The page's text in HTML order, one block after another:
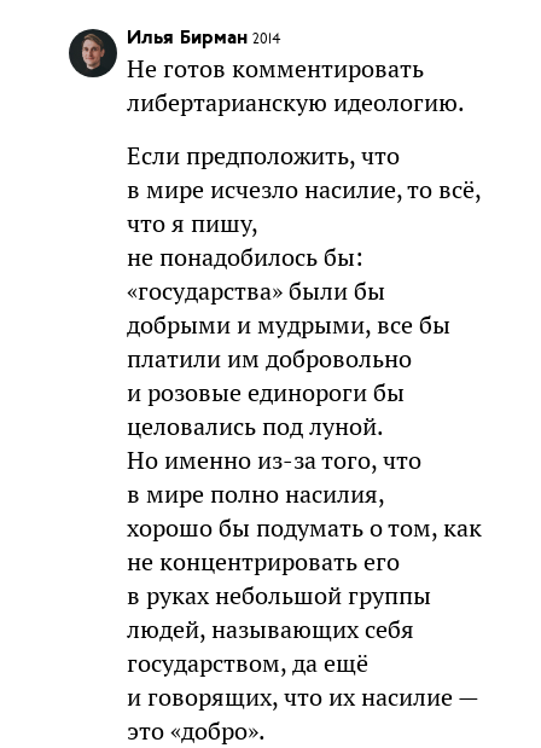
Илья Бирман 2014
Не готов комментировать
либертарианскую идеологию.
Если предположить, что
в мире исчезло насилие, то всё,
что я пишу,
не понадобилось бы:
«государства» были бы
добрыми и мудрыми, все бы
платили им добровольно
и розовые единороги бы
целовались под луной.
Но именно из-за того, что
в мире полно насилия,
хорошо бы подумать о том, как
не концентрировать его
в руках небольшой группы
людей, называющих себя
государством, да ещё
и говорящих, что их насилие —
это «добро».